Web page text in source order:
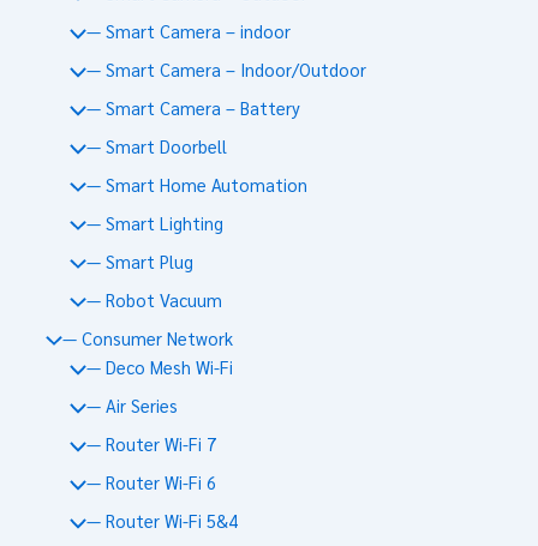
— Smart Camera – indoor
— Smart Camera – Indoor/Outdoor
— Smart Camera – Battery
— Smart Doorbell
— Smart Home Automation
— Smart Lighting
— Smart Plug
— Robot Vacuum
— Consumer Network
— Deco Mesh Wi-Fi
— Air Series
— Router Wi-Fi 7
— Router Wi-Fi 6
— Router Wi-Fi 5&4